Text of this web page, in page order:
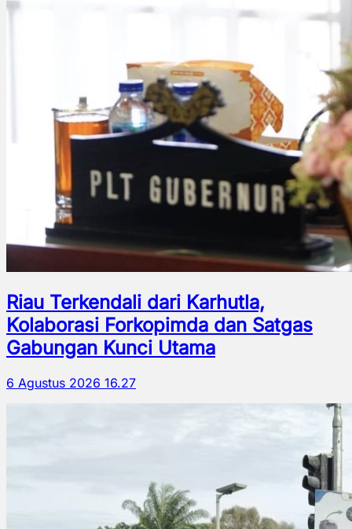
Riau Terkendali dari Karhutla,
Kolaborasi Forkopimda dan Satgas
Gabungan Kunci Utama
6 Agustus 2026 16.27